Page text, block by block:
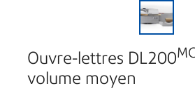
Ouvre-lettres DL200
volume moyen